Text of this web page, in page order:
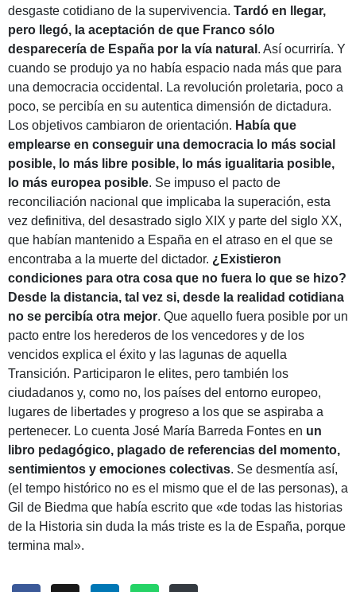
desgaste cotidiano de la supervivencia. Tardó en llegar,
pero llegó, la aceptación de que Franco sólo
desparecería de España por la vía natural . Así ocurriría. Y
cuando se produjo ya no había espacio nada más que para
una democracia occidental. La revolución proletaria, poco a
poco, se percibía en su autentica dimensión de dictadura.
Los objetivos cambiaron de orientación. Había que
emplearse en conseguir una democracia lo más social
posible, lo más libre posible, lo más igualitaria posible,
lo más europea posible. Se impuso el pacto de
reconciliación nacional que implicaba la superación, esta
vez definitiva, del desastrado siglo XIX y parte del siglo XX,
que habían mantenido a España en el atraso en el que se
encontraba a la muerte del dictador. ¿Existieron
condiciones para otra cosa que no fuera lo que se hizo?
Desde la distancia, tal vez si, desde la realidad cotidiana
no se percibía otra mejor. Que aquello fuera posible por un
pacto entre los herederos de los vencedores y de los
vencidos explica el éxito y las lagunas de aquella
Transición. Participaron le elites, pero también los
ciudadanos y, como no, los países del entorno europeo,
lugares de libertades y progreso a los que se aspiraba a
pertenecer. Lo cuenta José María Barreda Fontes en un
libro pedagógico, plagado de referencias del momento,
sentimientos y emociones colectivas. Se desmentía así,
(el tempo histórico no es el mismo que el de las personas), a
Gil de Biedma que había escrito que «de todas las historias
de la Historia sin duda la más triste es la de España, porque
termina mal».